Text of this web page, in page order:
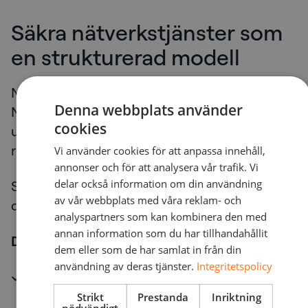
Säkra nätverkstjänster som
en strukturerad modell
NetNordic levererar NaaS genom Secure
Network Services (SNS): Ett nordiskt
utvecklat, leverantörsneutralt operativt
ramverk.
SNS är utformat för organisationer där
driftstopp är oacceptabelt.
Där kombineras:
Denna webbplats använder
cookies
Vi använder cookies för att anpassa innehåll,
annonser och för att analysera vår trafik. Vi
delar också information om din användning
av vår webbplats med våra reklam- och
analyspartners som kan kombinera den med
annan information som du har tillhandahållit
dem eller som de har samlat in från din
användning av deras tjänster. Integritetspolicy
Strikt
Prestanda Inriktning